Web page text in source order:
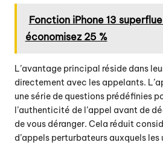
Fonction iPhone 13
économisez 25 %
L’avantage principal réside dans
directement avec les appelants.
une série de questions prédéfinies
l’authenticité de l’appel avant de
de vous déranger. Cela réduit
d’appels perturbateurs auxquels